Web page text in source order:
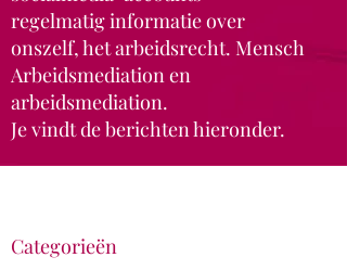
regelmatiginformatie over
onszelf, het arbeidsrecht. Mensch
Arbeidsmediation en
arbeidsmediation.
Je vindt de berichten hieronder.
Categorieën